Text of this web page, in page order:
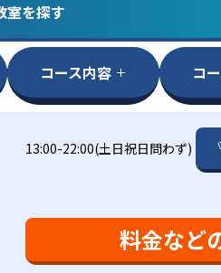
室を探す
コース内容 コ
13:00-22:00(土日祝日問わず)
料金など